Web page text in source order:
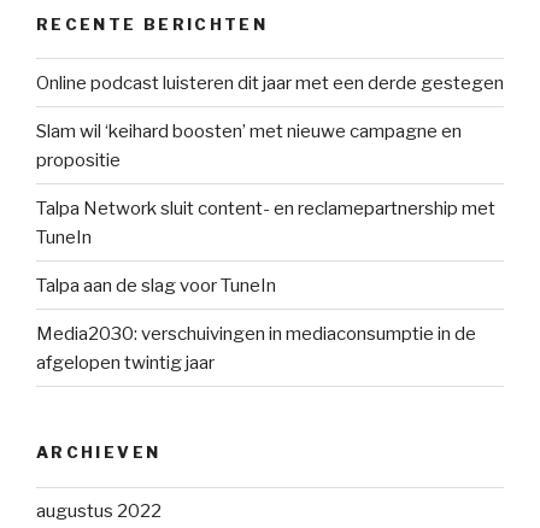
RECENTE BERICHTEN
Online podcast luisteren dit jaar met een derde gestegen
Slam wil ‘keihard boosten’ met nieuwe campagne en
propositie
Talpa Network sluit content- en reclamepartnership met
TuneIn
Talpa aan de slag voor TuneIn
Media2030: verschuivingen in mediaconsumptie in de
afgelopen twintig jaar
ARCHIEVEN
augustus 2022